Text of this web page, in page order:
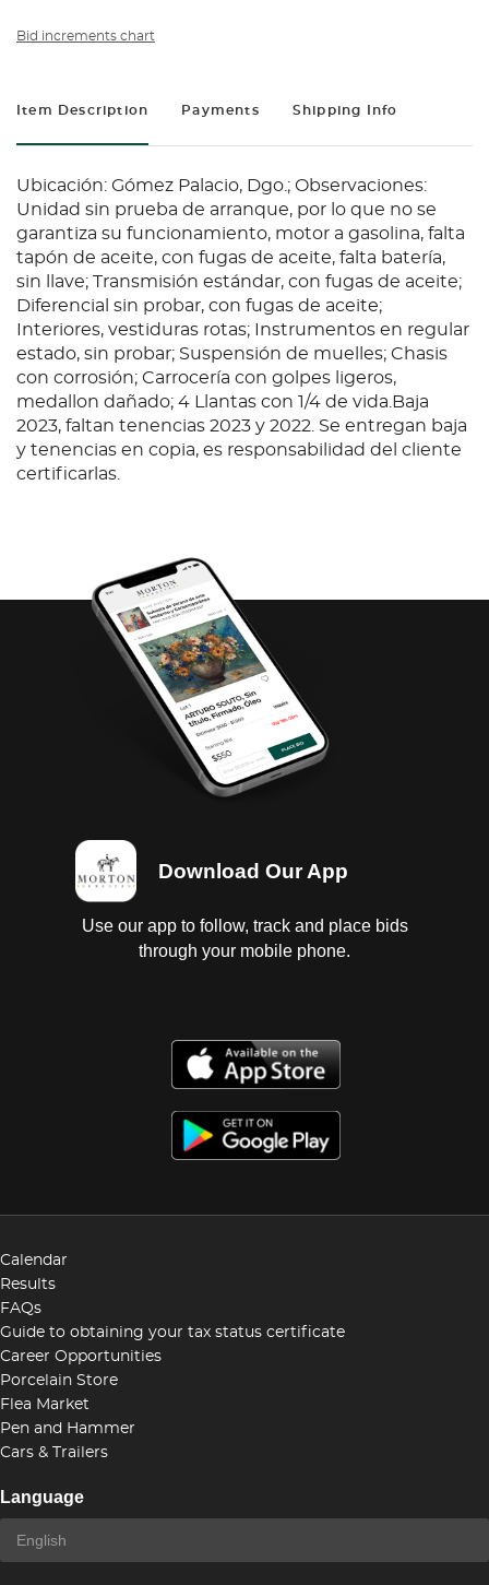
Bid increments chart
Item Description Payments Shipping Info
Ubicación: Gómez Palacio, Dgo.; Observaciones:
Unidad sin prueba de arranque, por lo que no se
garantiza su funcionamiento, motor a gasolina, falta
tapón de aceite, con fugas de aceite, falta batería,
sin llave; Transmisión estándar, con fugas de aceite;
Diferencial sin probar, con fugas de aceite;
Interiores, vestiduras rotas; Instrumentos en regular
estado, sin probar; Suspensión de muelles; Chasis
con corrosión; Carrocería con golpes ligeros,
medallon dañado; 4 Llantas con 1/4 de vida.Baja
2023, faltan tenencias 2023 y 2022. Se entregan baja
y tenencias en copia, es responsabilidad del cliente
certificarlas.
Ubicación: Gómez Palacio, Dgo.; Observaciones:
Unidad sin prueba de arranque, por lo que no se
garantiza su funcionamiento, motor a gasolina, falta
tapón de aceite, con fugas de aceite, falta batería,
sin llave; Transmisión estándar, con fugas de aceite;
Diferencial sin probar, con fugas de aceite;
Interiores, vestiduras rotas; Instrumentos en regular
estado, sin probar; Suspensión de muelles; Chasis
con corrosión; Carrocería con golpes ligeros,
medallon dañado; 4 Llantas con 1/4 de vida.Baja
2023, faltan tenencias 2023 y 2022. Se entregan baja
certificarlas.
Download Our App
Use our app to follow, track and place bids
through your mobile phone.
Calendar
Results
FAQs
Guide to obtaining your tax status certificate
Career Opportunities
Porcelain Store
Flea Market
Pen and Hammer
Cars & Trailers
Language